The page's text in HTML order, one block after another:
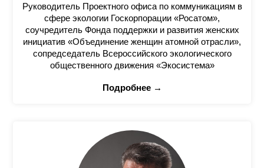
Руководитель Проектного офиса по коммуникациям в
сфере экологии Госкорпорации «Росатом»,
соучредитель Фонда поддержки и развития женских
инициатив «Объединение женщин атомной отрасли»,
сопредседатель Всероссийского экологического
общественного движения «Экосистема»
Подробнее →